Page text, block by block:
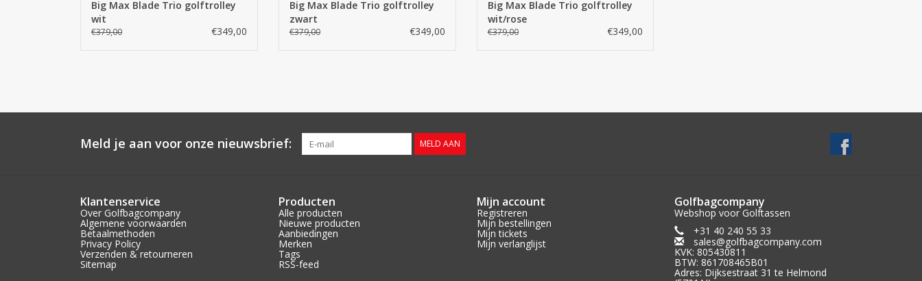
Big Max Blade Trio golftrolley
wit
€379,00 €349,00
Big Max Blade Trio golftrolley
zwart
€379,00 €349,00
Big Max Blade Trio golftrolley
wit/rose
€379,00 €349,00
Meld je aan voor onze nieuwsbrief: MELD AAN
Klantenservice
Over Golfbagcompany
Algemene voorwaarden
Betaalmethoden
Privacy Policy
Verzenden & retourneren
Sitemap
Producten
Alle producten
Nieuwe producten
Aanbiedingen
Merken
Tags
RSS-feed
Mijn account
Registreren
Mijn bestellingen
Mijn tickets
Mijn verlanglijst
Golfbagcompany
Webshop voor Golftassen
+31 40 240 55 33
sales@golfbagcompany.com
KVK: 805430811
BTW: 861708465B01
Adres: Dijksestraat 31 te Helmond